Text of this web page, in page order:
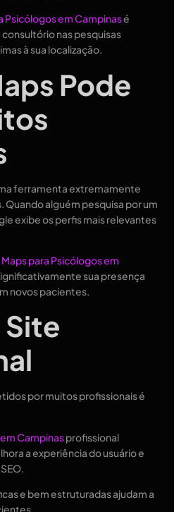
Psicólogos em Campinasé
nas pesquisas
à sua localização.
Pode
ferramenta extremamente
alguém pesquisa por um
exibe os perfis mais relevantes
para Psicólogos em
sua presença
novos pacientes.
Site
por muitos profissionais é
Campinasprofissional
a experiência do usuário e
e bem estruturadas ajudam a